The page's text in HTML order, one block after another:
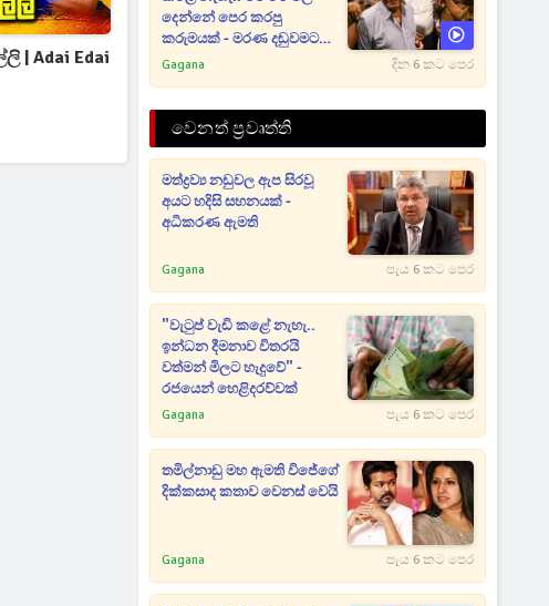
Adai Edai
දෙන්නේ පෙර කරපු
කරුමයක් - මරණ දඬුවමට
කළින් කට ඇරපු පූජිත් හඬා
Gagana දින 6 කට පෙර
වෙනත් ප්‍රවෘත්ති
මත්ද්‍රව්‍ය නඩුවල ඇප සිරවූ
අයට හදිසි සහනයක් -
අධිකරණ ඇමති
Gagana පැය 6 කට පෙර
"වැටුප් වැඩි කළේ නැහැ..
ඉන්ධන දීමනාව විතරයි
වත්මන් මිලට හැදුවේ" -
රජයෙන් හෙළිදරව්වක්
Gagana පැය 6 කට පෙර
තමිල්නාඩු මහ ඇමති විජේගේ
දික්කසාද කතාව වෙනස් වෙයි
Gagana පැය 6 කට පෙර